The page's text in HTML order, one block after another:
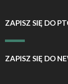
ZAPISZ SIĘ DO
ZAPISZ SIĘ DO